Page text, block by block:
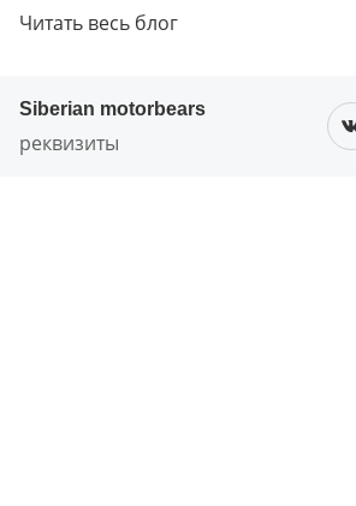
Читать весь блог
Siberian motorbears
реквизиты